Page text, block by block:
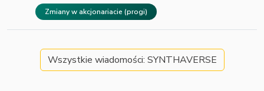
Zmiany w akcjonariacie (progi)
Wszystkie wiadomości: SYNTHAVERSE